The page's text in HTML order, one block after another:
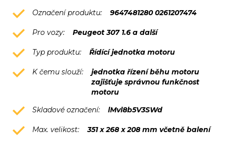
Označení produktu: 9647481280 0261207474
Pro vozy: Peugeot 307 1.6 a další
Typ produktu: Řídící jednotka motoru
K čemu slouží:
jednotka řízení běhu motoru
zajišťuje správnou funkčnost
motoru
Skladové označení:
lMvl8b5V3SWd
Max. velikost: 351 x 268 x 208 mm včetně balení